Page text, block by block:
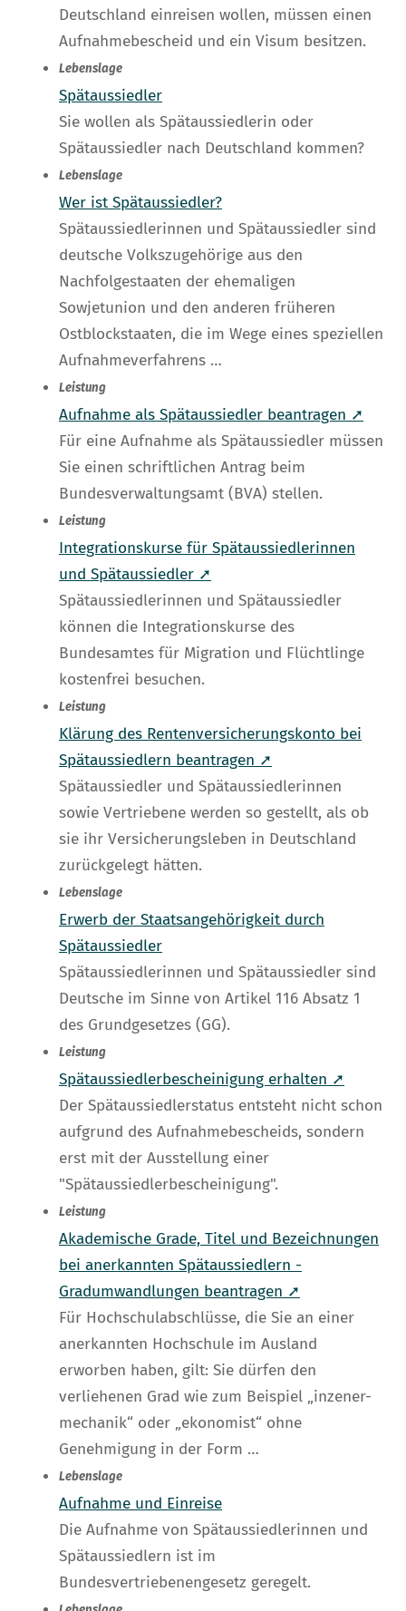
Deutschland einreisen wollen, müssen einen
Aufnahmebescheid und ein Visum besitzen.
Lebenslage
Spätaussiedler
Sie wollen als Spätaussiedlerin oder
Spätaussiedler nach Deutschland kommen?
Lebenslage
Wer ist Spätaussiedler?
Spätaussiedlerinnen und Spätaussiedler sind
deutsche Volkszugehörige aus den
Nachfolgestaaten der ehemaligen
Sowjetunion und den anderen früheren
Ostblockstaaten, die im Wege eines speziellen
Aufnahmeverfahrens …
Leistung
Aufnahme als Spätaussiedler beantragen ➚
Für eine Aufnahme als Spätaussiedler müssen
Sie einen schriftlichen Antrag beim
Bundesverwaltungsamt (BVA) stellen.
Leistung
Integrationskurse für Spätaussiedlerinnen
und Spätaussiedler ➚
Spätaussiedlerinnen und Spätaussiedler
können die Integrationskurse des
Bundesamtes für Migration und Flüchtlinge
kostenfrei besuchen.
Leistung
Klärung des Rentenversicherungskonto bei
Spätaussiedlern beantragen ➚
Spätaussiedler und Spätaussiedlerinnen
sowie Vertriebene werden so gestellt, als ob
sie ihr Versicherungsleben in Deutschland
zurückgelegt hätten.
Lebenslage
Erwerb der Staatsangehörigkeit durch
Spätaussiedler
Spätaussiedlerinnen und Spätaussiedler sind
Deutsche im Sinne von Artikel 116 Absatz 1
des Grundgesetzes (GG).
Leistung
Spätaussiedlerbescheinigung erhalten ➚
Der Spätaussiedlerstatus entsteht nicht schon
aufgrund des Aufnahmebescheids, sondern
erst mit der Ausstellung einer
"Spätaussiedlerbescheinigung".
Leistung
Akademische Grade, Titel und Bezeichnungen
bei anerkannten Spätaussiedlern -
Gradumwandlungen beantragen ➚
Für Hochschulabschlüsse, die Sie an einer
anerkannten Hochschule im Ausland
erworben haben, gilt: Sie dürfen den
verliehenen Grad wie zum Beispiel „inzener-
mechanik“ oder „ekonomist“ ohne
Genehmigung in der Form …
Lebenslage
Aufnahme und Einreise
Die Aufnahme von Spätaussiedlerinnen und
Spätaussiedlern ist im
Bundesvertriebenengesetz geregelt.